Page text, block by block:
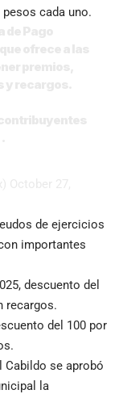
cada uno.
de ejercicios
importantes
descuento del
recargos.
del 100 por
Cabildo se aprobó
la